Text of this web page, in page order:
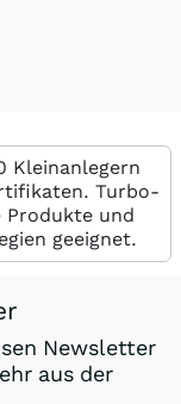
Kleinanlegern
Turbo-
und
geeignet.
Newsletter
aus der